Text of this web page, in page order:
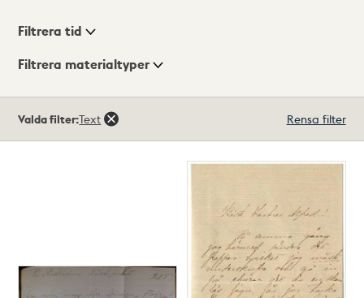
Visningsläge
Filtrera tid
Filtrera materialtyper
träffar
Valda filter:Text Rensa filter